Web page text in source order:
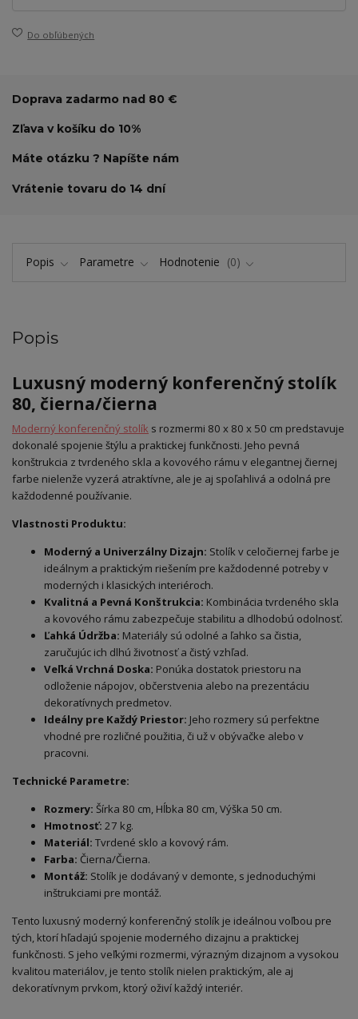
Do obľúbených
Doprava zadarmo nad 80 €
Zľava v košíku do 10%
Máte otázku ? Napíšte nám
Vrátenie tovaru do 14 dní
Popis Parametre Hodnotenie 0
Popis
Luxusný moderný konferenčný stolík
80, čierna/čierna
Moderný konferenčný stolík s rozmermi 80 x 80 x 50 cm predstavuje
dokonalé spojenie štýlu a praktickej funkčnosti. Jeho pevná
konštrukcia z tvrdeného skla a kovového rámu v elegantnej čiernej
farbe nielenže vyzerá atraktívne, ale je aj spoľahlivá a odolná pre
každodenné používanie.
Vlastnosti Produktu:
Moderný a Univerzálny Dizajn: Stolík v celočiernej farbe je
ideálnym a praktickým riešením pre každodenné potreby v
moderných i klasických interiéroch.
Kvalitná a Pevná Konštrukcia: Kombinácia tvrdeného skla
a kovového rámu zabezpečuje stabilitu a dlhodobú odolnosť.
Ľahká Údržba: Materiály sú odolné a ľahko sa čistia,
zaručujúc ich dlhú životnosť a čistý vzhľad.
Veľká Vrchná Doska: Ponúka dostatok priestoru na
odloženie nápojov, občerstvenia alebo na prezentáciu
dekoratívnych predmetov.
Ideálny pre Každý Priestor: Jeho rozmery sú perfektne
vhodné pre rozličné použitia, či už v obývačke alebo v
pracovni.
Technické Parametre:
Rozmery: Šírka 80 cm, Hĺbka 80 cm, Výška 50 cm.
Hmotnosť: 27 kg.
Materiál: Tvrdené sklo a kovový rám.
Farba: Čierna/Čierna.
Montáž: Stolík je dodávaný v demonte, s jednoduchými
inštrukciami pre montáž.
Tento luxusný moderný konferenčný stolík je ideálnou voľbou pre
tých, ktorí hľadajú spojenie moderného dizajnu a praktickej
funkčnosti. S jeho veľkými rozmermi, výrazným dizajnom a vysokou
kvalitou materiálov, je tento stolík nielen praktickým, ale aj
dekoratívnym prvkom, ktorý oživí každý interiér.